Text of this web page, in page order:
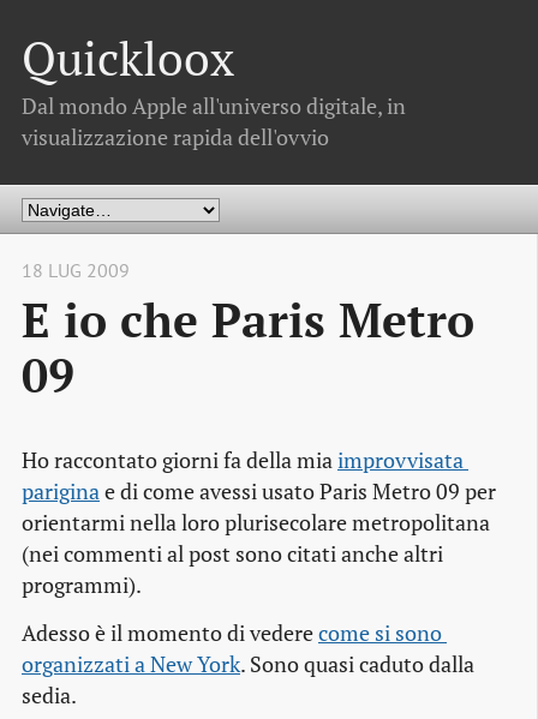
Quickloox
Dal mondo Apple all'universo digitale, in
visualizzazione rapida dell'ovvio
18 LUG 2009
E io che Paris Metro
09
Ho raccontato giorni fa della miaimprovvisata
pariginae di come avessi usato Paris Metro 09 per
orientarmi nella loro plurisecolare metropolitana
(nei commenti al post sono citati anche altri
programmi).
Adesso è il momento di vederecome si sono
organizzati a New York. Sono quasi caduto dalla
sedia.